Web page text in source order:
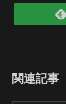
関連記事